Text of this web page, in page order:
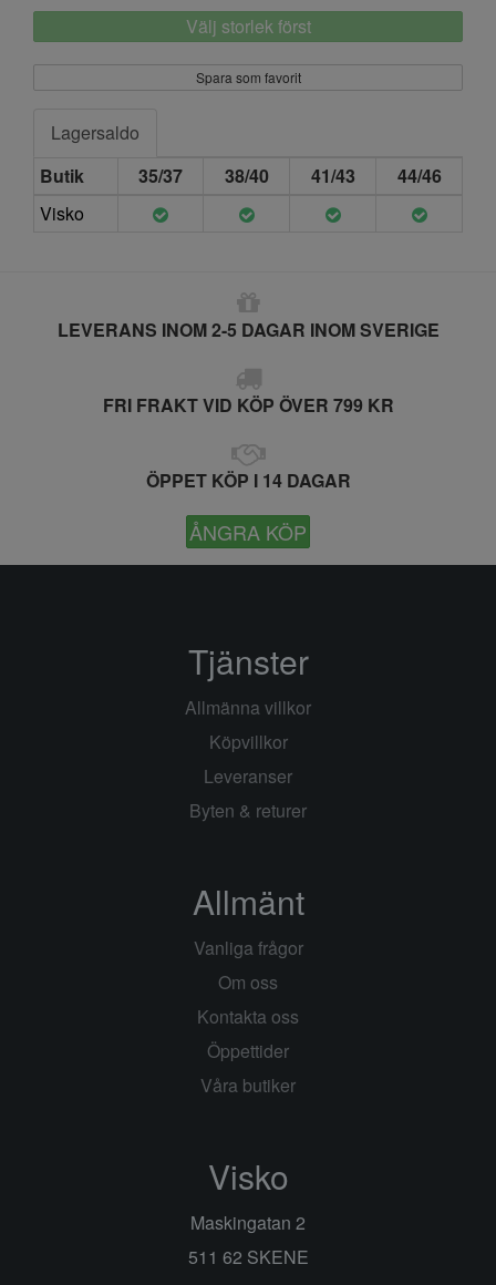
Välj storlek först
Spara som favorit
Lagersaldo
Butik
35/37 38/40 41/43
44/46
Visko
LEVERANS INOM 2-5 DAGAR INOM SVERIGE
FRI FRAKT VID KÖP ÖVER 799 KR
ÖPPET KÖP I 14 DAGAR
ÅNGRA KÖP
Tjänster
Allmänna villkor
Köpvillkor
Leveranser
Byten & returer
Allmänt
Vanliga frågor
Om oss
Kontakta oss
Öppettider
Våra butiker
Visko
Maskingatan 2
511 62 SKENE